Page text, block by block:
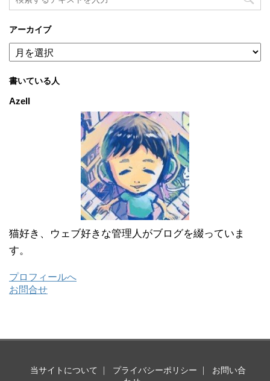
アーカイブ
ア
ー
イ
ブ
書いている人
Azell
猫好き、ウェブ好きな管理人がブログを綴っていま
す。
プロフィールへ
お問合せ
当サイトについて プライバシーポリシー
お問い合